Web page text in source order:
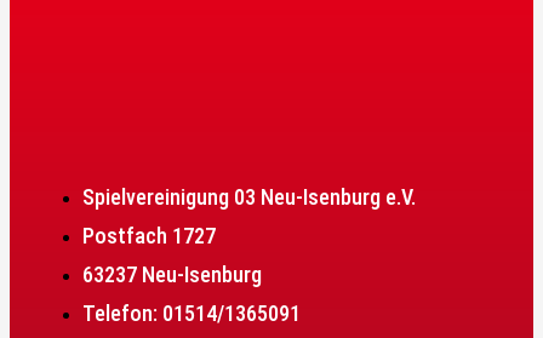
Spielvereinigung 03 Neu-Isenburg e.V.
Postfach 1727
63237 Neu-Isenburg
Telefon: 01514/1365091